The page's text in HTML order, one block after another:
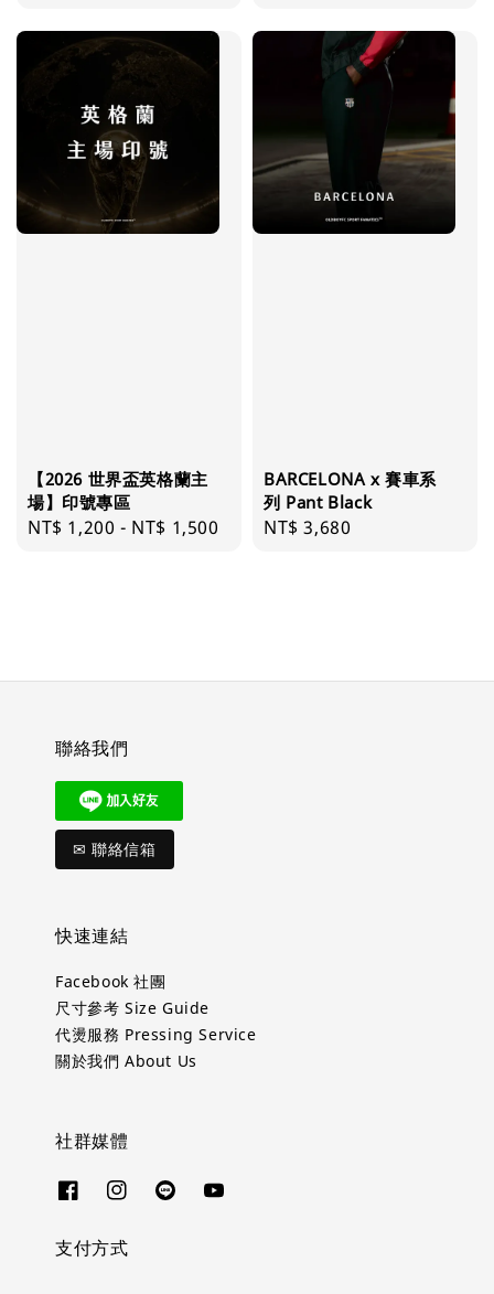
【2026 世界盃英格蘭主
場】印號專區
Regular
NT$ 1,200 - NT$ 1,500
BARCELONA x 賽車系
列 Pant Black
Regular
NT$ 3,680
聯絡我們
✉ 聯絡信箱
快速連結
Facebook 社團
尺寸參考 Size Guide
代燙服務 Pressing Service
關於我們 About Us
社群媒體
支付方式